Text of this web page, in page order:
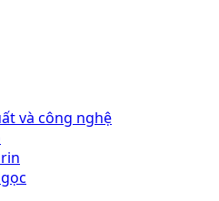
và công nghệ